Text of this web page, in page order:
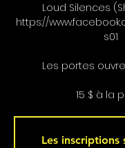
Loud Silences
https://
s01
Les portes
15 $ à la
Les inscriptions